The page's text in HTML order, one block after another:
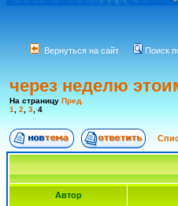
Вернуться на сайт Поиск
через неделю
На страницу Пред.
1
2 3 4
Автор